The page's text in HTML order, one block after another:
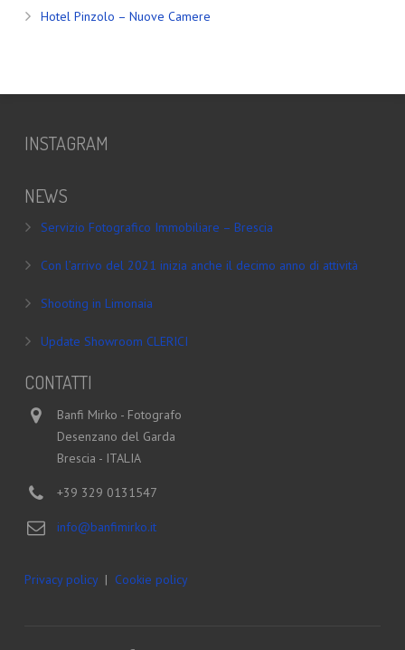
Hotel Pinzolo – Nuove Camere
INSTAGRAM
NEWS
Servizio Fotografico Immobiliare – Brescia
Con l’arrivo del 2021 inizia anche il decimo anno di attività
Shooting in Limonaia
Update Showroom CLERICI
CONTATTI
Banfi Mirko - Fotografo
Desenzano del Garda
Brescia - ITALIA
+39 329 0131547
info@banfimirko.it
Privacy policy| Cookie policy